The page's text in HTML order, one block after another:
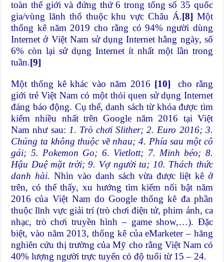
toàn thế giới và đứng thứ 6 trong tổng số 35 quốc
gia/vùng lãnh thổ thuộc khu vực Châu Á.[8] Một
thống kê năm 2019 cho rằng có 94% người dùng
Internet ở Việt Nam sử dụng Internet hằng ngày, số
6% còn lại sử dụng Internet ít nhất một lần trong
tuần.[9]
Một thống kê khác vào năm 2016 [10] cho rằng
giới trẻ Việt Nam có một thói quen sử dụng Internet
đáng báo động. Cụ thể, danh sách từ khóa được tìm
kiếm nhiều nhất trên Google năm 2016 tại Việt
Nam như sau: 1. Trò chơi Slither; 2. Euro 2016; 3.
Chúng ta không thuộc về nhau; 4. Phía sau một cô
gái; 5. Pokemon Go; 6. Vietlott; 7. Minh béo; 8.
Hậu Duệ mặt trời; 9. Vợ người ta; 10. Thách thức
danh hài. Nhìn vào danh sách vừa được liệt kê ở
trên, có thể thấy, xu hướng tìm kiếm nổi bật năm
2016 của Việt Nam do Google thống kê đa phần
thuộc lĩnh vực giải trí (trò chơi điện tử, phim ảnh, ca
nhạc, trò chơi truyền hình – game show,…). Đặc
biệt, vào năm 2013, thống kê của eMarketer – hãng
nghiên cứu thị trường của Mỹ cho rằng Việt Nam có
40% lượng người trực tuyến có độ tuổi từ 15 – 24.